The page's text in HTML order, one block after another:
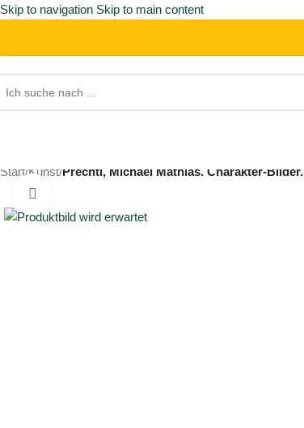
Skip to navigation Skip to main content
Start/Kunst/Prechtl, Michael Mathias. Charakter-Bilder.